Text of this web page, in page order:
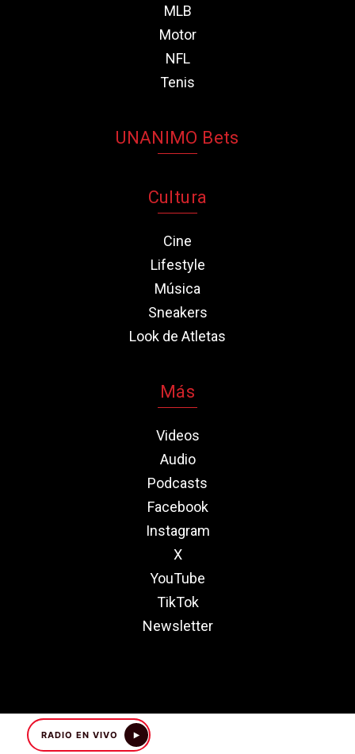
RADIO EN VIVO
MLB
Motor
NFL
Tenis
UNANIMO Bets
Cultura
Cine
Lifestyle
Música
Sneakers
Look de Atletas
Más
Videos
Audio
Podcasts
Facebook
Instagram
X
YouTube
TikTok
Newsletter